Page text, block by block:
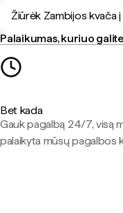
Žiūrėk Zambijos kvača
Palaikumas, kuriuo
Bet kada
Gauk pagalbą 24/7, visą
palaikyta mūsų pagalbos